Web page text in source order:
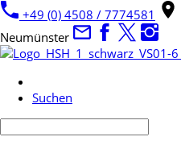
+49 (0) 4508 / 7774581
Neumünster
Suchen